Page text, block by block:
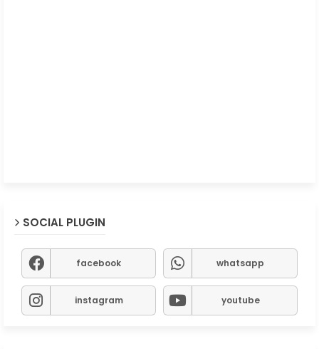
SOCIAL PLUGIN
facebook whatsapp
instagram youtube